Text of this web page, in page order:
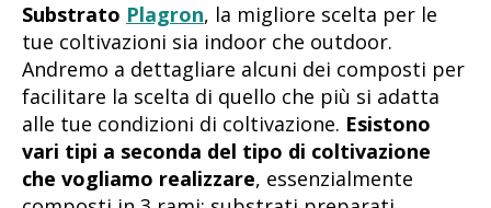
Substrato Plagron, la migliore scelta per le
tue coltivazioni sia indoor che outdoor.
Andremo a dettagliare alcuni dei composti per
facilitare la scelta di quello che più si adatta
alle tue condizioni di coltivazione. Esistono
vari tipi a seconda del tipo di coltivazione
che vogliamo realizzare, essenzialmente